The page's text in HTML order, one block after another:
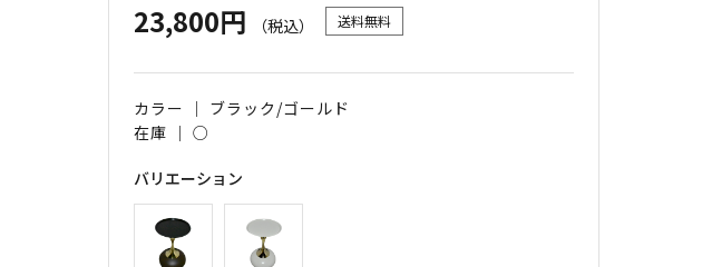
23,800円
（税込） 送料無料
カラー ｜ ブラック/ゴールド
在庫 ｜○
バリエーション